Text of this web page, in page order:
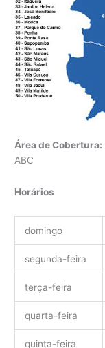
Área de Cobertura:
ABC
Horários
domingo
segunda-feira
terça-feira
quarta-feira
quinta-feira